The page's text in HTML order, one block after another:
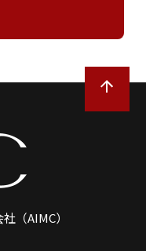
（AIMC）